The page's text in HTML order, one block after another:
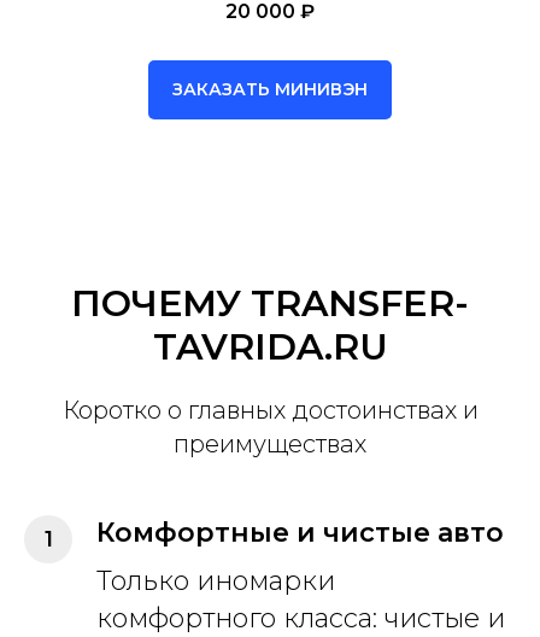
20 000 ₽
ЗАКАЗАТЬ МИНИВЭН
ПОЧЕМУ TRANSFER-
TAVRIDA.RU
Коротко о главных достоинствах и
преимуществах
Комфортные и чистые авто
Только иномарки
комфортного класса: чистые и